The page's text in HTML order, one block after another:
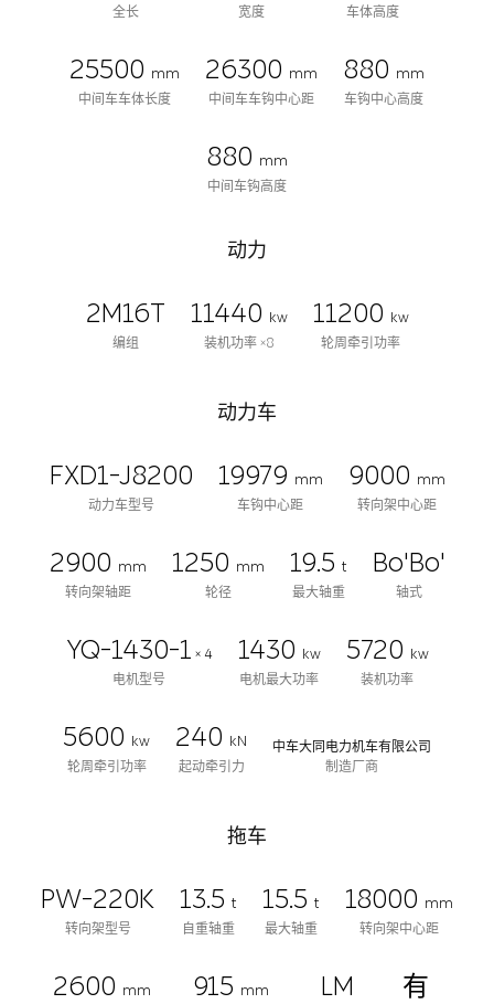
全长
宽度
车体高度
25500 mm
中间车车体长度
26300 mm
中间车车钩中心距
880 mm
车钩中心高度
880 mm
中间车钩高度
动力
2M16T
编组
11440
kw
装机功率 ×8
11200
kw
轮周牵引功率
动力车
FXD1-J8200
动力车型号
19979 mm
车钩中心距
9000 mm
转向架中心距
2900 mm
转向架轴距
1250 mm
轮径
19.5 t
最大轴重
Bo'Bo'
轴式
YQ-1430-1 × 4
电机型号
1430
kw
电机最大功率
5720
kw
装机功率
5600
kw
轮周牵引功率
240
kN
起动牵引力
中车大同电力机车有限公司
制造厂商
拖车
PW-220K
转向架型号
13.5 t
自重轴重
15.5 t
最大轴重
18000 mm
转向架中心距
2600 mm
915 mm
LM 有